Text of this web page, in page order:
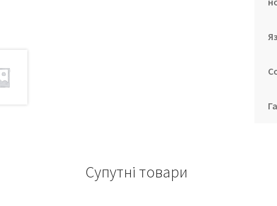
Супутні товари